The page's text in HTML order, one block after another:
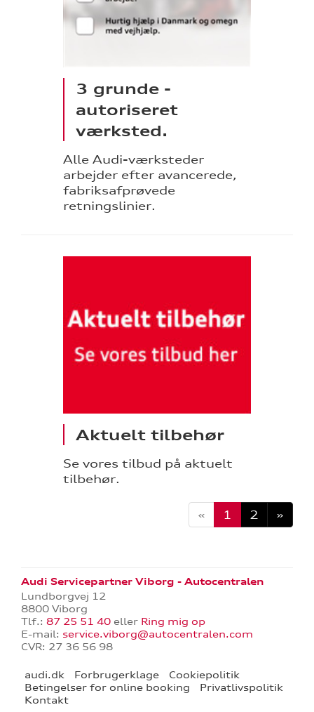
3 grunde -
autoriseret
værksted.
Alle Audi-værksteder
arbejder efter avancerede,
fabriksafprøvede
retningslinier.
Aktuelt tilbehør
Se vores tilbud på aktuelt
tilbehør.
« 1 2 »
Audi Servicepartner Viborg - Autocentralen
Lundborgvej 12
8800 Viborg
Tlf.: 87 25 51 40 eller Ring mig op
E-mail: service.viborg@autocentralen.com
CVR: 27 36 56 98
audi.dk Forbrugerklage
Cookiepolitik
Betingelser for online booking
Privatlivspolitik
Kontakt